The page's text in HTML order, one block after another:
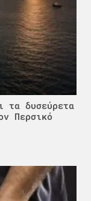
τα δυσεύρετα
Περσικό